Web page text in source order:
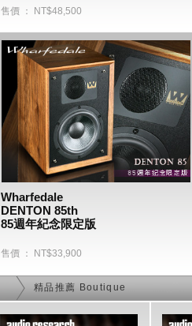
售價 ： NT$48,500
Wharfedale
DENTON 85th
85週年紀念限定版
售價 ： NT$33,900
精品推薦 Boutique